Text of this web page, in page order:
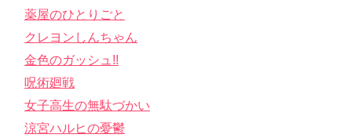
薬屋のひとりごと
クレヨンしんちゃん
金色のガッシュ!!
呪術廻戦
女子高生の無駄づかい
涼宮ハルヒの憂鬱